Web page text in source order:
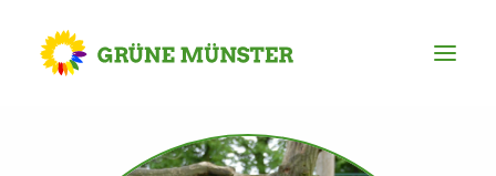
Partei